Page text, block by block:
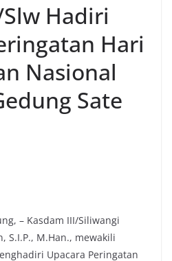
Hadiri
Hari
Nasional
Sate
– Kasdam III/Siliwangi
S.I.P., M.Han., mewakili
Upacara Peringatan